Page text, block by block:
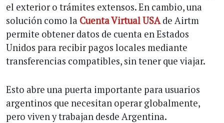
el exterior o trámites extensos. En cambio, una
solución como la Cuenta Virtual USAde Airtm
permite obtener datos de cuenta en Estados
Unidos para recibir pagos locales mediante
transferencias compatibles, sin tener que viajar.
Esto abre una puerta importante para usuarios
argentinos que necesitan operar globalmente,
pero viven y trabajan desde Argentina.